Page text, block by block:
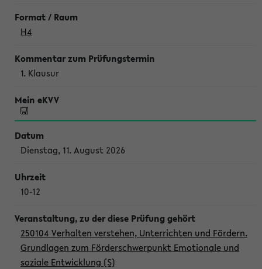
H4
1. Klausur
Dienstag, 11. August 2026
10-12
250104 Verhalten verstehen, Unterrichten und Fördern.
Grundlagen zum Förderschwerpunkt Emotionale und
soziale Entwicklung (S)